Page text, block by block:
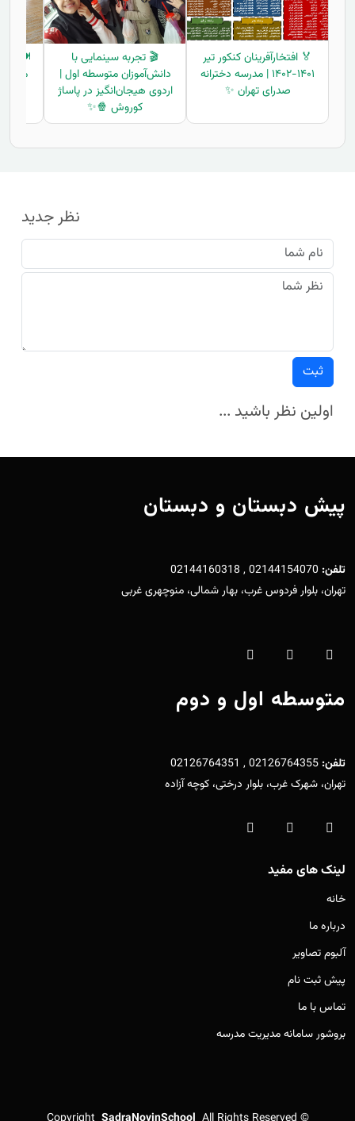
🏅 افتخارآفرینان کنکور تیر
۱۴۰۱-۱۴۰۲ | مدرسه دخترانه
صدرای تهران ✨
🎬 تجربه سینمایی با
دانش‌آموزان متوسطه اول |
اردوی هیجان‌انگیز در پاساژ
کوروش 🍿✨
🍽️
نظر جدید
ثبت
اولین نظر باشید ...
پیش دبستان و دبستان
تلفن: 02144154070 , 02144160318
تهران، بلوار فردوس غرب، بهار شمالی، منوچهری غربی
متوسطه اول و دوم
تلفن: 02126764355 , 02126764351
تهران، شهرک غرب، بلوار درختی، کوچه آزاده
لینک های مفید
خانه
درباره ما
آلبوم تصاویر
پیش ثبت نام
تماس با ما
بروشور سامانه مدیریت مدرسه